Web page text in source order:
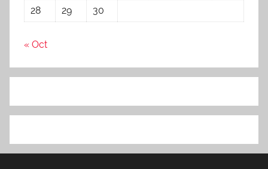
28
29 30
« Oct